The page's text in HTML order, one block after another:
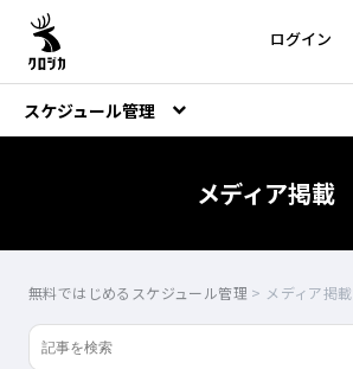
ログイン
スケジュール管理
メディア掲載
無料ではじめるスケジュール管理 > メディア掲載